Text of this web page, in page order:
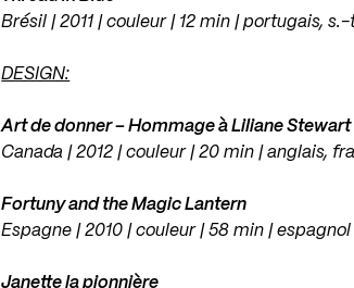
Brésil | 2011 | couleur | 12 min | portugais,
DESIGN:
Art de donner – Hommage à Liliane Stewart
Canada | 2012 | couleur | 20 min | anglais,
Fortuny and the Magic Lantern
Espagne | 2010 | couleur | 58 min |
Janette la pionnière